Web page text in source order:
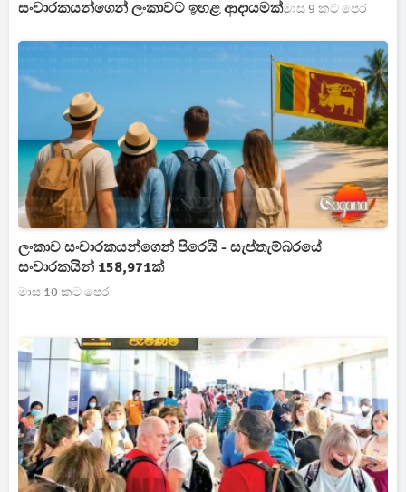
සංචාරකයන්ගෙන් ලංකාවට ඉහළ ආදායමක්මාස 9 කට පෙර
ලංකාව සංචාරකයන්ගෙන් පිරෙයි - සැප්තැම්බරයේ
සංචාරකයින් 158,971ක්
මාස 10 කට පෙර